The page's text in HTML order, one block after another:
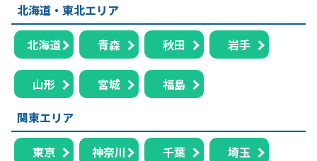
北海道・東北エリア
北海道 青森 秋田 岩手
山形 宮城
福島
関東エリア
東京 神奈川 千葉 埼玉